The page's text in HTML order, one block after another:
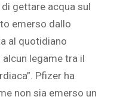
gettare acqua sul
emerso dallo
al quotidiano
legame tra il
Pfizer ha
non sia emerso un